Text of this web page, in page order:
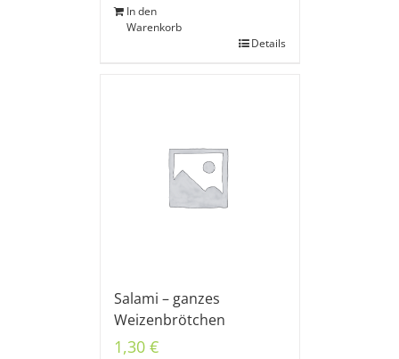
In den
Warenkorb
Details
Salami – ganzes
Weizenbrötchen
1,30 €